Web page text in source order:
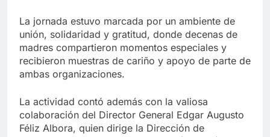
La jornada estuvo marcada por un ambiente de
unión, solidaridad y gratitud, donde decenas de
madres compartieron momentos especiales y
recibieron muestras de cariño y apoyo de parte de
ambas organizaciones.
La actividad contó además con la valiosa
colaboración del Director General Edgar Augusto
Féliz Albora, quien dirige la Dirección de